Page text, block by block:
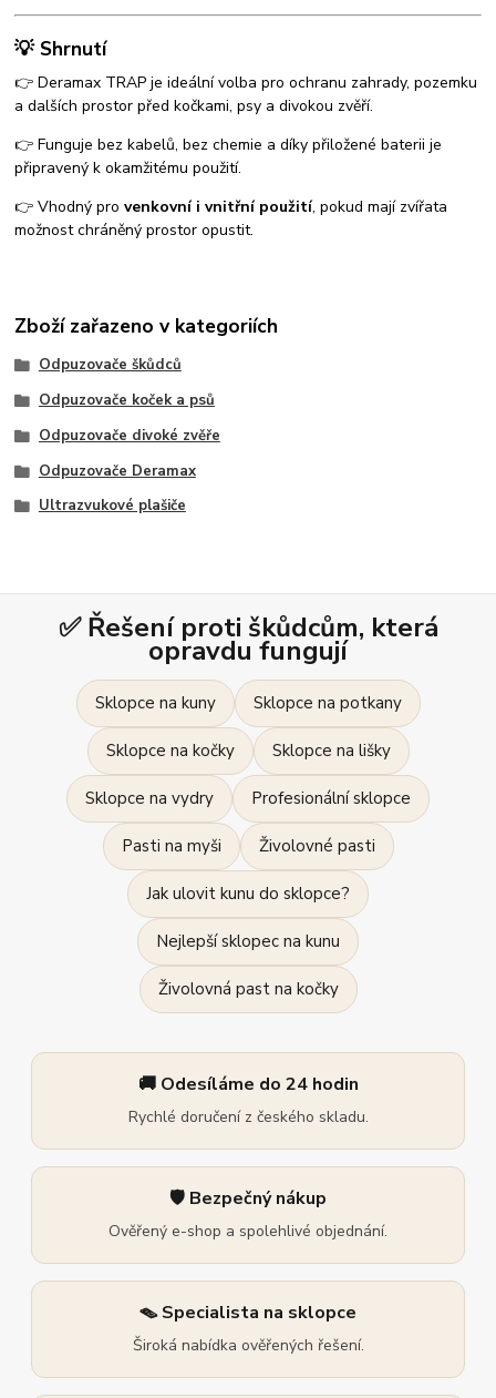
💡 Shrnutí
👉 Deramax TRAP je ideální volba pro ochranu zahrady, pozemku
a dalších prostor před kočkami, psy a divokou zvěří.
👉 Funguje bez kabelů, bez chemie a díky přiložené baterii je
připravený k okamžitému použití.
👉 Vhodný provenkovní i vnitřní použití, pokud mají zvířata
možnost chráněný prostor opustit.
Zboží zařazeno v kategoriích
Odpuzovače škůdců
Odpuzovače koček a psů
Odpuzovače divoké zvěře
Odpuzovače Deramax
Ultrazvukové plašiče
✅ Řešení proti škůdcům, která
opravdu fungují
Sklopce na kuny Sklopce na potkany
Sklopce na kočky Sklopce na lišky
Sklopce na vydry Profesionální sklopce
Pasti na myši Živolovné pasti
Jak ulovit kunu do sklopce?
Nejlepší sklopec na kunu
Živolovná past na kočky
🚚 Odesíláme do 24 hodin
Rychlé doručení z českého skladu.
🛡️ Bezpečný nákup
Ověřený e-shop a spolehlivé objednání.
🪤 Specialista na sklopce
Široká nabídka ověřených řešení.